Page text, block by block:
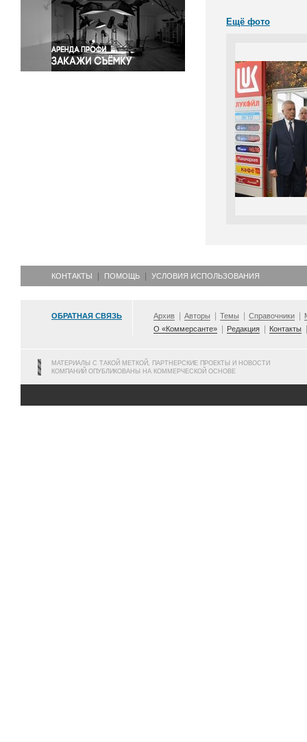
Спорт
Экология
Экономика и бизнес
Ещё фото
КОНТАКТЫ ПОМОЩЬ УСЛОВИЯ ИСПОЛЬЗОВАНИЯ
ОБРАТНАЯ СВЯЗЬ Архив Авторы Темы Справочники
О «Коммерсанте»
Редакция Контакты
МАТЕРИАЛЫ С ТАКОЙ МЕТКОЙ, ПАРТНЕРСКИЕ ПРОЕКТЫ И НОВОСТИ
КОМПАНИЙ ОПУБЛИКОВАНЫ НА КОММЕРЧЕСКОЙ ОСНОВЕ